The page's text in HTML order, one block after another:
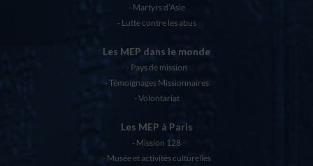
Martyrs d’Asie
Lutte contre les abus
Les MEP dans le monde
Pays de mission
Témoignages Missionnaires
Volontariat
Les MEP à Paris
Mission 128
Musée et activités culturelles